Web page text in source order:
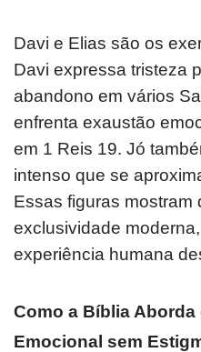
Davi e Elias são os
Davi expressa tristeza
abandono em vários
enfrenta exaustão
em 1 Reis 19. Jó
intenso que se
Essas figuras mostram
exclusividade
experiência humana
Como a Bíblia
Emocional sem